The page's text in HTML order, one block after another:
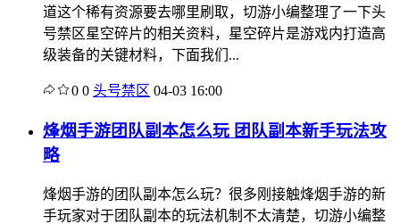
道这个稀有资源要去哪里刷取，切游小编整理了一下头
号禁区星空碎片的相关资料，星空碎片是游戏内打造高
级装备的关键材料，下面我们...
0 0 头号禁区 04-03 16:00
烽烟手游团队副本怎么玩 团队副本新手玩法攻
略
烽烟手游的团队副本怎么玩？很多刚接触烽烟手游的新
手玩家对于团队副本的玩法机制不太清楚，切游小编整